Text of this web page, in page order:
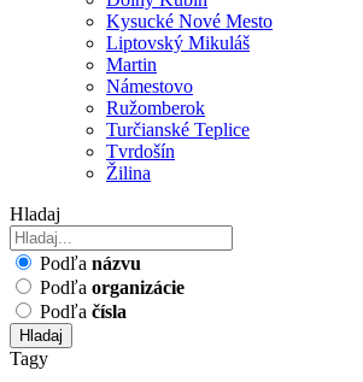
Kysucké Nové Mesto
Liptovský Mikuláš
Martin
Námestovo
Ružomberok
Turčianské Teplice
Tvrdošín
Žilina
Hladaj
Podľa názvu
Podľa organizácie
Podľa čísla
Hladaj
Tagy